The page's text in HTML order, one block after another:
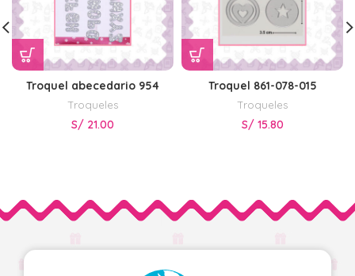
Troquel abecedario 954
Troqueles
S/ 21.00
Troquel 861-078-015
Troqueles
S/ 15.80